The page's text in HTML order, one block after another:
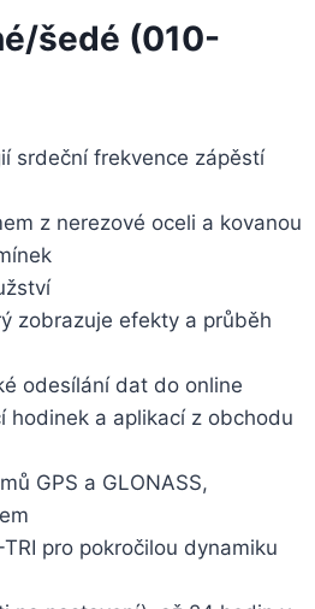
šedé (010-
srdeční frekvence zápěstí
z nerezové oceli a kovanou
zobrazuje efekty a průběh
odesílání dat do online
hodinek a aplikací z obchodu
GPS a GLONASS,
pro pokročilou dynamiku